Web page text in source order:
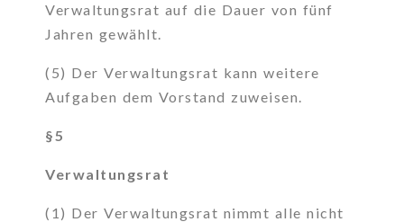
Verwaltungsrat auf die Dauer von fünf
Jahren gewählt.
(5) Der Verwaltungsrat kann weitere
Aufgaben dem Vorstand zuweisen.
§5
Verwaltungsrat
(1) Der Verwaltungsrat nimmt alle nicht